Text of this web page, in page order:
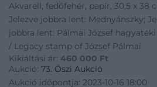
Akvarell, fedőfehér, papír, 30,5 x 38
Jelezve jobbra lent: Mednyánszky;
jobbra lent: Pálmai József
/ Legacy stamp of József Pálmai
Kikiáltási ár: 460 000 Ft
Aukció: 73. Őszi Aukció
Aukció időpontja: 2023-10-16 18:00